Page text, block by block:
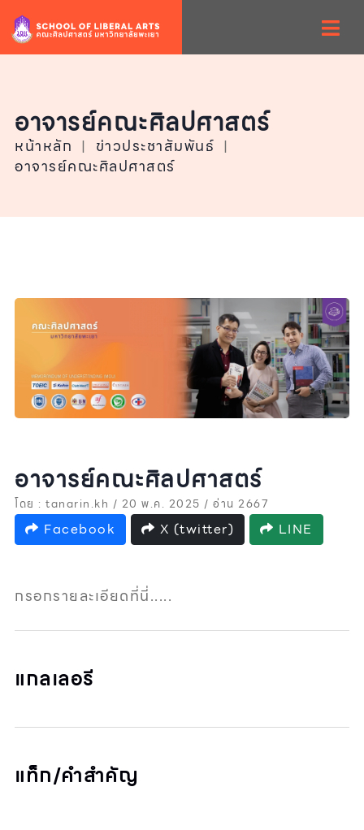
อาจารย์คณะศิลปศาสตร์
หน้าหลัก | ข่าวประชาสัมพันธ์ |
อาจารย์คณะศิลปศาสตร์
อาจารย์คณะศิลปศาสตร์
โดย : tanarin.kh / 20 พ.ค. 2025 / อ่าน 2667
Facebook X (twitter) LINE
กรอกรายละเอียดที่นี่.....
แกลเลอรี
แท็ก/คำสำคัญ